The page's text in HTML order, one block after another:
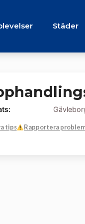
Städer
tips Rapportera